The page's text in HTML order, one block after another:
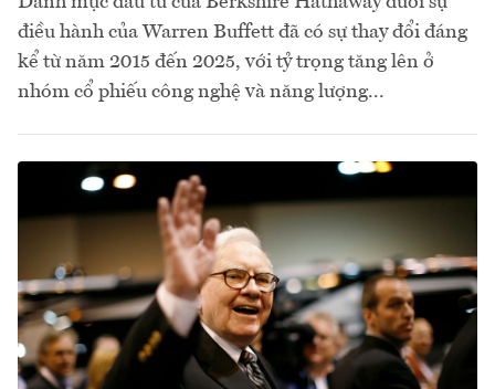
điều hành của Warren Buffett đã có sự thay đổi đáng
kể từ năm 2015 đến 2025, với tỷ trọng tăng lên ở
nhóm cổ phiếu công nghệ và năng lượng...